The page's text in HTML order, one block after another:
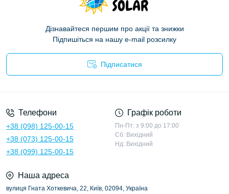
Дізнавайтеся першим про акції та знижки
Підпишіться на нашу e-mail розсилку
Підписатися
Телефони
+38 (098) 125-00-15
+38 (073) 125-00-15
+38 (099) 125-00-15
Графік роботи
Пн-Пт: з 9:00 до 17:00
Сб: Вихідний
Нд: Вихідний
Наша адреса
вулиця Гната Хоткевича, 22, Київ, 02094, Україна